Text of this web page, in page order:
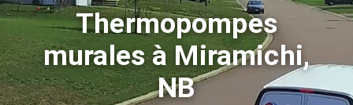
Thermopompes
murales à Miramichi,
NB